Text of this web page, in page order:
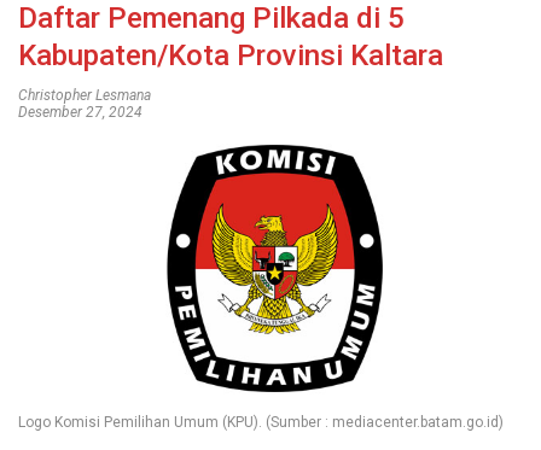
Daftar Pemenang Pilkada di 5
Kabupaten/Kota Provinsi Kaltara
Christopher Lesmana
Desember 27, 2024
Logo Komisi Pemilihan Umum (KPU). (Sumber : mediacenter.batam.go.id)